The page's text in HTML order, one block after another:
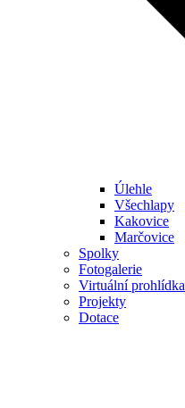
Úlehle
Všechlapy
Kakovice
Marčovice
Spolky
Fotogalerie
Virtuální prohlídka
Projekty
Dotace